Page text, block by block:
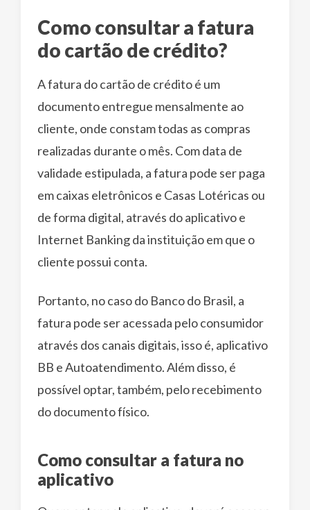
Como consultar a fatura
do cartão de crédito?
A fatura do cartão de crédito é um
documento entregue mensalmente ao
cliente, onde constam todas as compras
realizadas durante o mês. Com data de
validade estipulada, a fatura pode ser paga
em caixas eletrônicos e Casas Lotéricas ou
de forma digital, através do aplicativo e
Internet Banking da instituição em que o
cliente possui conta.
Portanto, no caso do Banco do Brasil, a
fatura pode ser acessada pelo consumidor
através dos canais digitais, isso é, aplicativo
BB e Autoatendimento. Além disso, é
possível optar, também, pelo recebimento
do documento físico.
Como consultar a fatura no
aplicativo